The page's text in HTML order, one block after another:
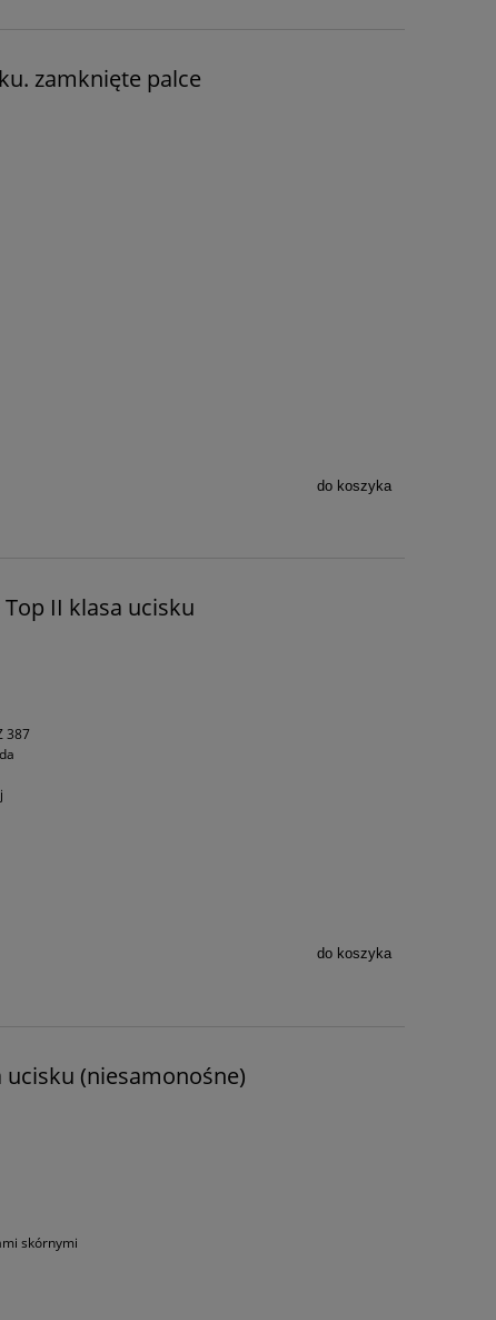
zamknięte palce
do koszyka
II klasa ucisku
387
do koszyka
ucisku (niesamonośne)
skórnymi